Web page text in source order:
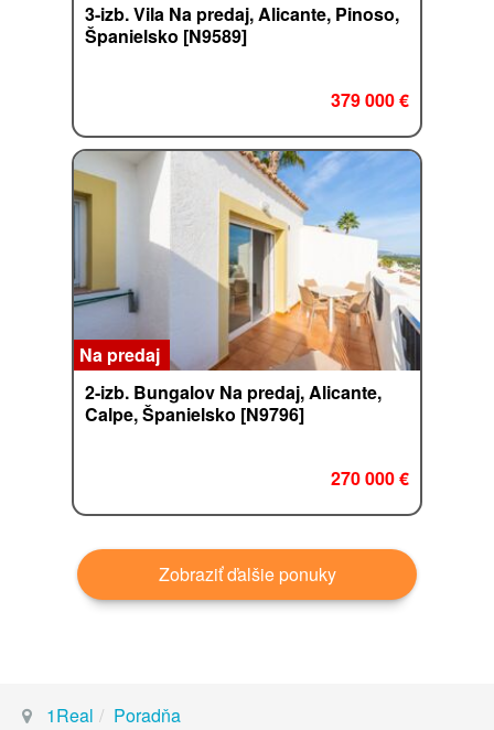
3-izb. Vila Na predaj, Alicante, Pinoso,
Španielsko [N9589]
379 000 €
Na predaj
2-izb. Bungalov Na predaj, Alicante,
Calpe, Španielsko [N9796]
270 000 €
Zobraziť ďalšie ponuky
1Real
Poradňa